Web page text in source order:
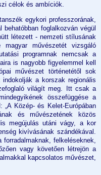
célok és ambíciók.
egykori professzorának,
foglalkozván végül
létezett - nemzeti stílusának
művészetét vizsgáló
programnak nemcsak a
is nagyobb figyelemmel kell
művészet történetétől sok
indokolják a korszak regionális
világít meg. Itt csak a
összefüggése a
Közép- és Kelet-Európában
és művészetének közös
megújulás utáni vágy, a kor
kivívásának szándékával.
forradalmaknak, felkeléseknek,
vagy követően létrejön a
kapcsolatos művészet,